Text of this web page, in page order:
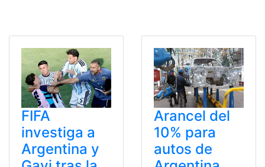
FIFA
investiga a
Argentina y
Arancel del
10% para
autos de